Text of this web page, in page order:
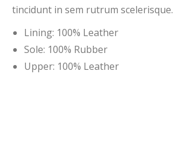
tincidunt in sem rutrum scelerisque.
Lining: 100% Leather
Sole: 100% Rubber
Upper: 100% Leather